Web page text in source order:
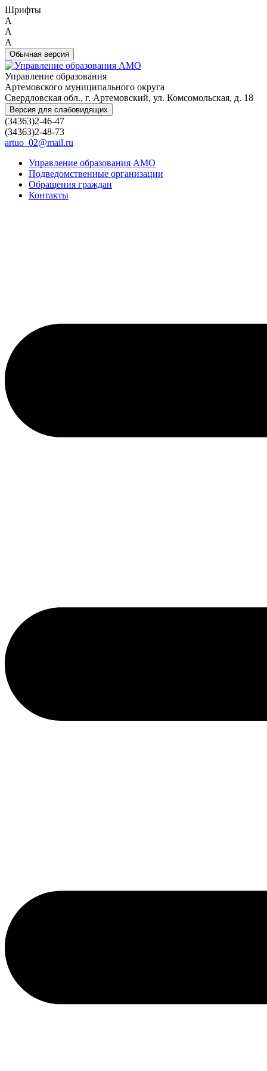
Шрифты
A
A
A
Обычная версия
Управление образования
Артемовского муниципального округа
Свердловская обл., г. Артемовский, ул. Комсомольская, д. 18
Версия для слабовидящих
(34363)2-46-47
(34363)2-48-73
artuo_02@mail.ru
Управление образования АМО
Подведомственные организации
Обращения граждан
Контакты